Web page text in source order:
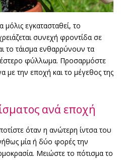
μόλις εγκατασταθεί, το
συνεχή φροντίδα σε
το τάισμα ενθαρρύνουν τα
φύλλωμα. Προσαρμόστε
με την εποχή και το μέγεθος της
ανά εποχή
όταν η ανώτερη ίντσα του
μία ή δύο φορές την
Μειώστε το πότισμα το